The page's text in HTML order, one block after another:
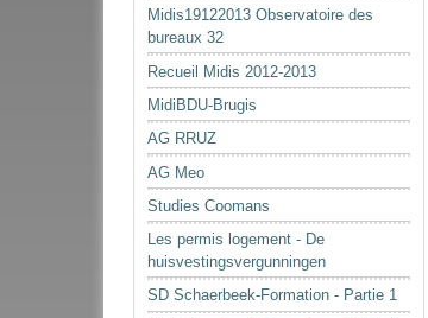
Midis19122013 Observatoire des
bureaux 32
Recueil Midis 2012-2013
MidiBDU-Brugis
AG RRUZ
AG Meo
Studies Coomans
Les permis logement - De
huisvestingsvergunningen
SD Schaerbeek-Formation - Partie 1